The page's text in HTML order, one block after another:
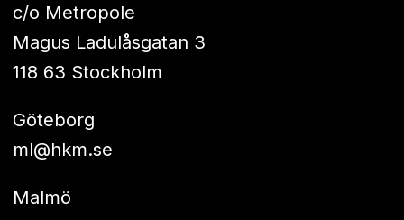
c/o Metropole
Magus Ladulåsgatan 3
118 63 Stockholm
Göteborg
ml@hkm.se
Malmö